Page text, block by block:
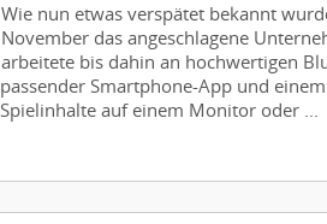
Wie nun etwas verspätet bekannt
November das angeschlagene
arbeitete bis dahin an hochwertigen
passender Smartphone-App und
Spielinhalte auf einem Monitor oder ...